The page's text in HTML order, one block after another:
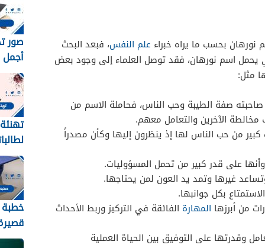
بحسب ما يراه خبراء علم النفس، فبعد البحث
يحمل اسم نورهان، فقد توصل العلماء إلى وجود بعض
مثل:
صفة الطيبة وحب الناس، فحاملة الاسم من
الآخرين والتعامل معهم.
من حب الناس لها إذ ينظرون إليها وكأن مصدراً
على قدر كبير من تحمل المسؤوليات.
غيرها وتمد يد العون لمن يحتاجها.
بكل جوانبها.
من أبرزها المهارة الفائقة في التركيز وربط الأحداث
وقدرتها على التوفيق بين الحياة العملية
أجمل
1448
2026
2026